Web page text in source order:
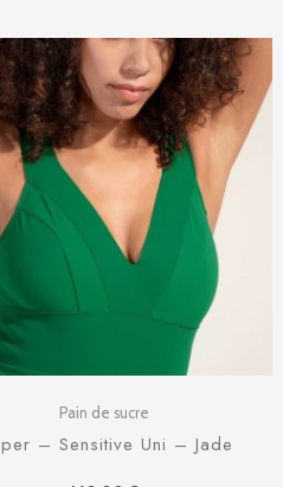
Pain de sucre
– Sensitive Uni – Jade